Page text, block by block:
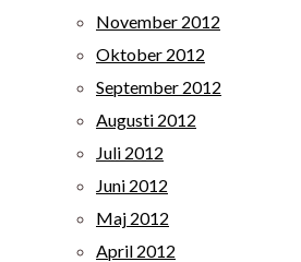
November 2012
Oktober 2012
September 2012
Augusti 2012
Juli 2012
Juni 2012
Maj 2012
April 2012